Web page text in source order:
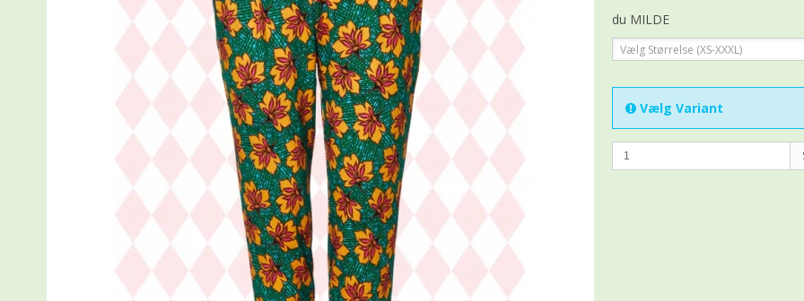
du MILDE
Vælg Størrelse (XS-XXXL)
Vælg Variant